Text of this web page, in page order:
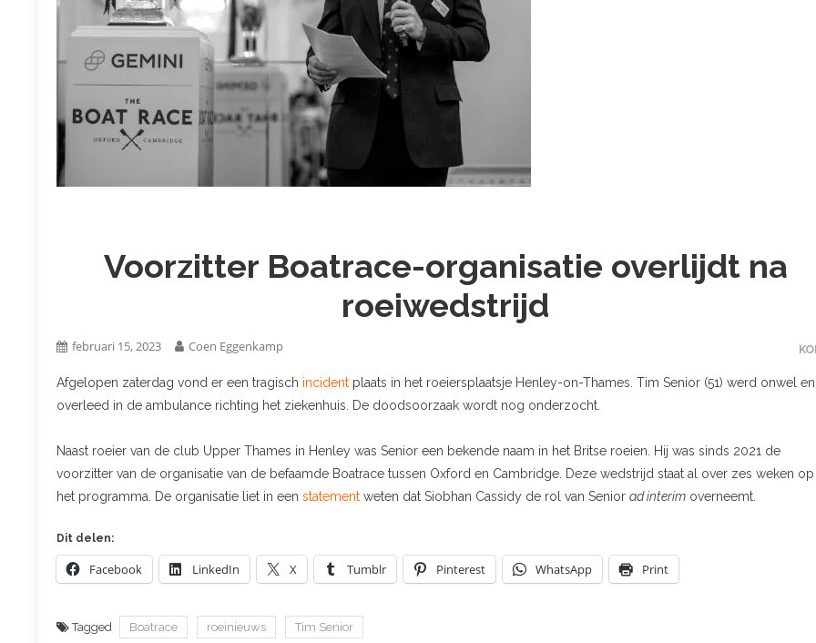
Voorzitter Boatrace-organisatie overlijdt na
roeiwedstrijd
februari 15, 2023 Coen Eggenkamp
Afgelopen zaterdag vond er een tragisch incident plaats in het roeiersplaatsje Henley-on-Thames. Tim Senior (51) werd onwel en
overleed in de ambulance richting het ziekenhuis. De doodsoorzaak wordt nog onderzocht.
Naast roeier van de club Upper Thames in Henley was Senior een bekende naam in het Britse roeien. Hij was sinds 2021 de
voorzitter van de organisatie van de befaamde Boatrace tussen Oxford en Cambridge. Deze wedstrijd staat al over zes weken op
het programma. De organisatie liet in een statement weten dat Siobhan Cassidy de rol van Senior ad interim overneemt.
Dit delen:
Facebook LinkedIn X Tumblr Pinterest WhatsApp Print
Tagged Boatrace roeinieuws Tim Senior